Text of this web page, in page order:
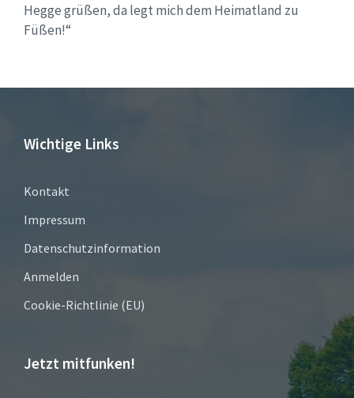
Hegge grüßen, da legt mich dem Heimatland zu
Füßen!“
Wichtige Links
Kontakt
Impressum
Datenschutzinformation
Anmelden
Cookie-Richtlinie (EU)
Jetzt mitfunken!